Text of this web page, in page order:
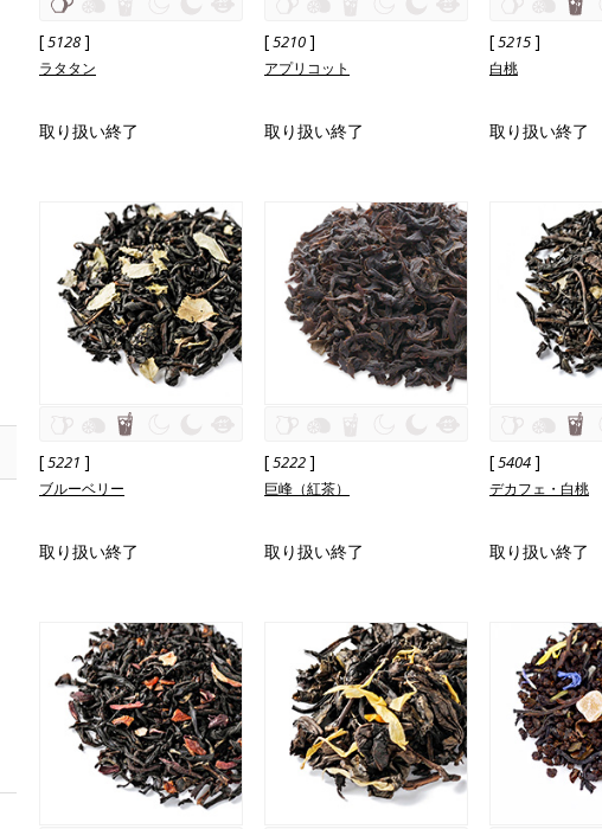
[5128]
ラタタン
取り扱い終了
[5210]
アプリコット
取り扱い終了
[5215]
白桃
取り扱い終了
[5221 ]
ブルーベリー
取り扱い終了
[5222]
巨峰（紅茶）
取り扱い終了
[5404]
デカフェ・白桃
取り扱い終了